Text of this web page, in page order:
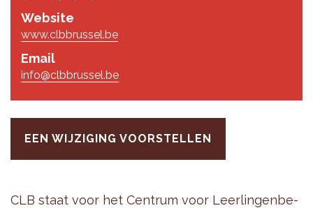
Website
www.clbbrussel.be
Email
info@clbbrussel.be
EEN WIJZIGING VOORSTELLEN
CLB staat voor het Cen­trum voor Leer­lin­gen­be­